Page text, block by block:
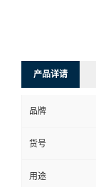
产品详请
品牌
货号
用途